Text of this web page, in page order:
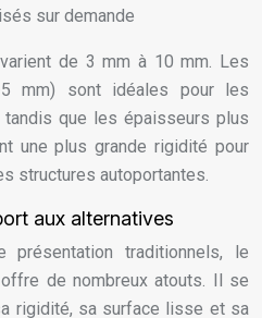
sur demande
de 3 mm à 10 mm. Les
mm) sont idéales pour les
que les épaisseurs plus
une plus grande rigidité pour
structures autoportantes.
aux alternatives
présentation traditionnels, le
de nombreux atouts. Il se
rigidité, sa surface lisse et sa